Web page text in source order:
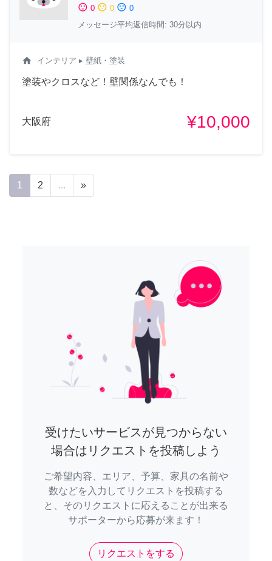
sentiment_satisfied 0 sentiment_neutral 0 sentiment_dissatisfied 0
メッセージ平均返信時間: 30分以内
home インテリア ▸ 壁紙・塗装
塗装やクロスなど！壁関係なんでも！
大阪府 ¥10,000
1 2 ... »
受けたいサービスが見つからない
場合はリクエストを投稿しよう
ご希望内容、エリア、予算、家具の名前や
数などを入力してリクエストを投稿する
と、そのリクエストに応えることが出来る
サポーターから応募が来ます！
リクエストをする